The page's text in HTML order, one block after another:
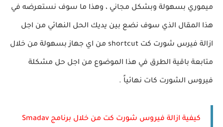
ميموري بسهولة وبشكل مجاني ، وهذا ما سوف نستعرضه في
هذا المقال الذي سوف نضع بين يديك الحل النهائي من اجل
ازالة فيرس شورت كت shortcut من اي جهاز بسهولة من خلال
متابعة باقية الطرق في هذا الموضوع من اجل حل مشكلة
فيروس الشورت كات نهائياً .
كيفية ازالة فيروس شورت كت من خلال برنامج Smadav